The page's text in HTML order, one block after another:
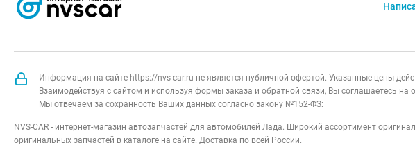
Информация на сайте https://nvs-car.ru не является публичной офертой. Указанные цены
Взаимодействуя с сайтом и используя формы заказа и обратной связи, Вы соглашаетесь на
Мы отвечаем за сохранность Ваших данных согласно закону №152-ФЗ:
NVS-CAR - интернет-магазин автозапчастей для автомобилей Лада. Широкий ассортимент
оригинальных запчастей в каталоге на сайте. Доставка по всей России.